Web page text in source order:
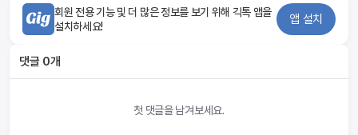
회원 전용 기능 및 더 많은 정보를 보기 위해 긱톡 앱을
설치하세요!
앱 설치
댓글 0개
첫 댓글을 남겨보세요.